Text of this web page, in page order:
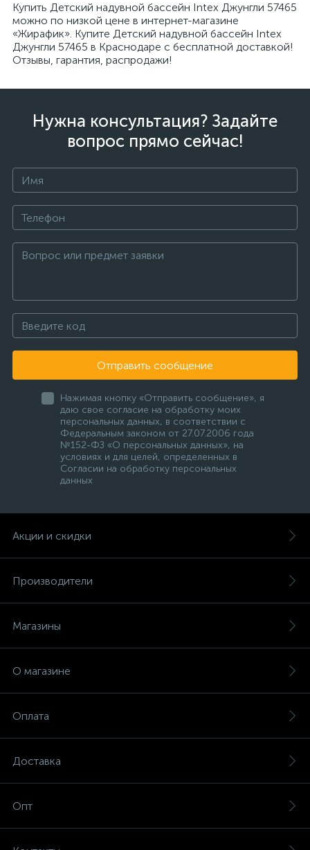
Купить Детский надувной бассейн Intex Джунгли 57465
можно по низкой цене в интернет-магазине
«Жирафик». Купите Детский надувной бассейн Intex
Джунгли 57465 в Краснодаре с бесплатной доставкой!
Отзывы, гарантия, распродажи!
Нужна консультация? Задайте
вопрос прямо сейчас!
Отправить сообщение
Нажимая кнопку «Отправить сообщение», я
даю свое согласие на обработку моих
персональных данных, в соответствии с
Федеральным законом от 27.07.2006 года
№152-ФЗ «О персональных данных», на
условиях и для целей, определенных в
Согласии на обработку персональных
данных
Акции и скидки
Производители
Магазины
О магазине
Оплата
Доставка
Опт